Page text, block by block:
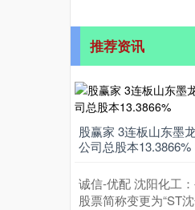
推荐资讯
股赢家 3连板山东墨
公司总股本13.3866%
诚信-优配 沈阳化工
股票简称变更为“ST